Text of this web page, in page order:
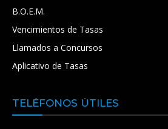
B.O.E.M.
Vencimientos de Tasas
Llamados a Concursos
Aplicativo de Tasas
TELÉFONOS ÚTILES